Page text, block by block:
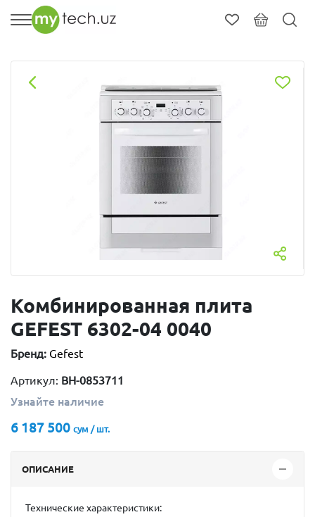
Комбинированная плита
GEFEST 6302-04 0040
Бренд: Gefest
Артикул: BH-0853711
Узнайте наличие
6 187 500 сум / шт.
ОПИСАНИЕ
Технические характеристики: